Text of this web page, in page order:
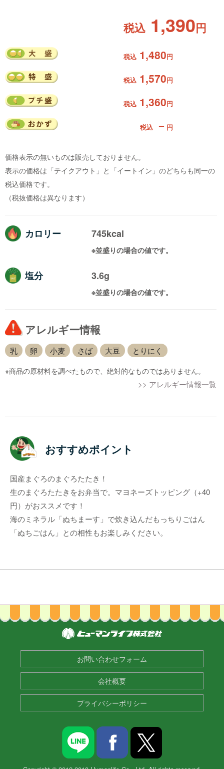
税込1,390円
税込 1,480円
税込 1,570円
税込 1,360円
税込 － 円
価格表示の無いものは販売しておりません。
表示の価格は「テイクアウト」と「イートイン」のどちらも同一の
税込価格です。
（税抜価格は異なります）
カロリー 745kcal
※並盛りの場合の値です。
塩分 3.6g
※並盛りの場合の値です。
アレルギー情報
乳 卵 小麦 さば 大豆 とりにく
※商品の原材料を調べたもので、絶対的なものではありません。
>> アレルギー情報一覧
おすすめポイント
国産まぐろのまぐろたたき！
生のまぐろたたきをお弁当で。マヨネーズトッピング（+40
円）がおススメです！
海のミネラル「ぬちまーす」で炊き込んだもっちりごはん
「ぬちごはん」との相性もお楽しみください。
お問い合わせフォーム
会社概要
プライバシーポリシー